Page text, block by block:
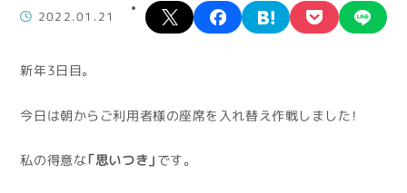
2022.01.21
X facebookhatena pocket
新年3日目。
今日は朝からご利用者様の座席を入れ替え作戦しました！
私の得意な 「思いつき」 です。